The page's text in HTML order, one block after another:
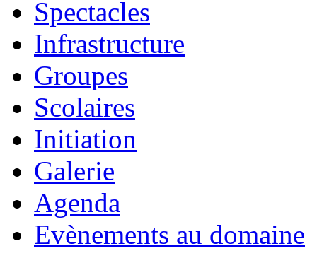
Spectacles
Infrastructure
Groupes
Scolaires
Initiation
Galerie
Agenda
Evènements au domaine